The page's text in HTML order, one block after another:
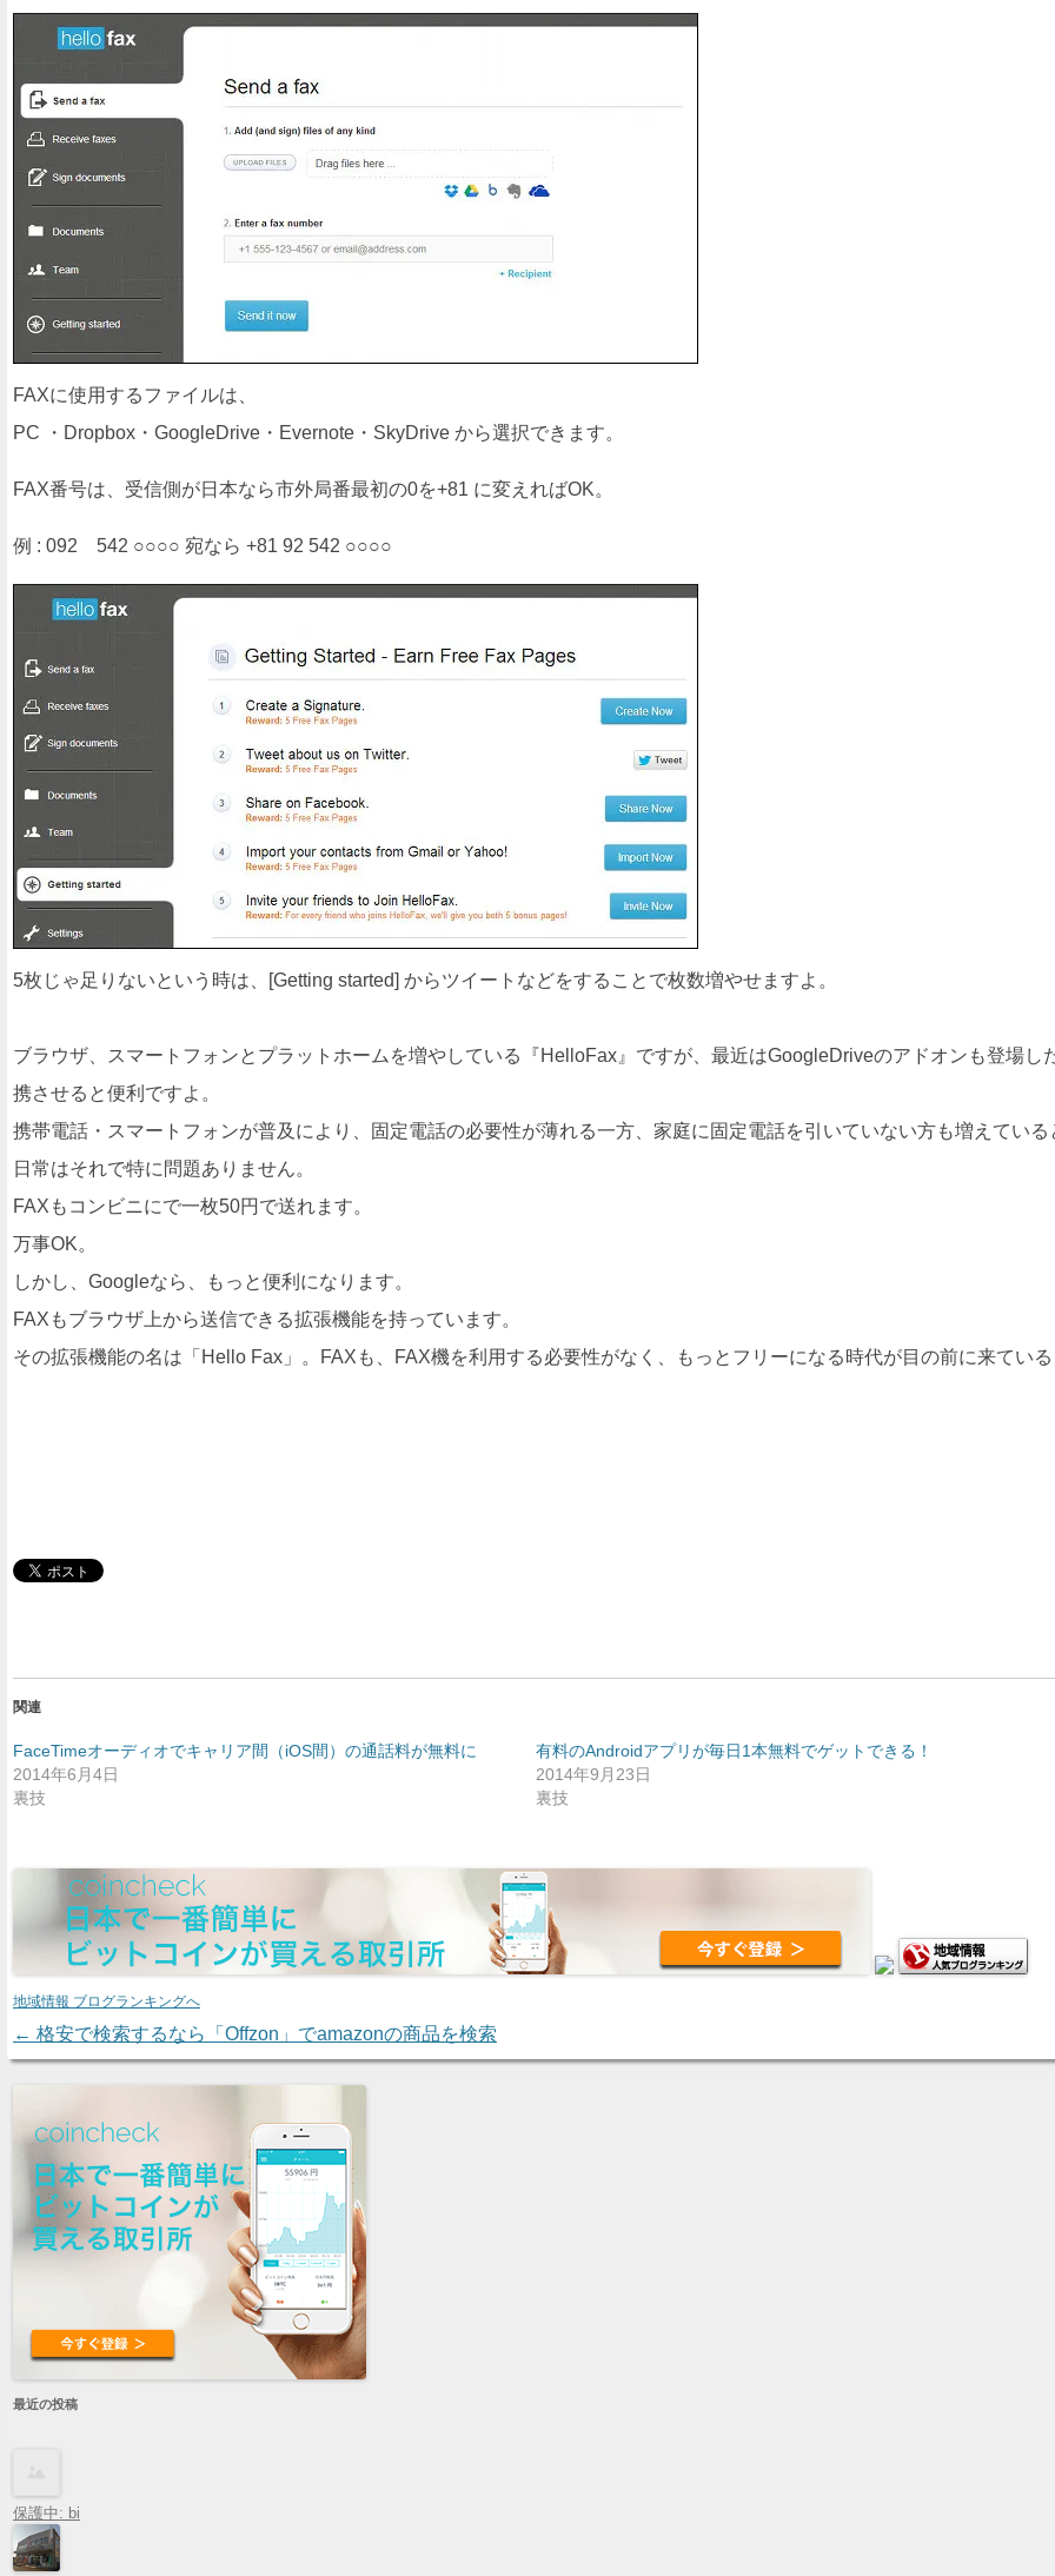
FAXに使用するファイルは、
PC ・Dropbox・GoogleDrive・Evernote・SkyDrive から選択できます。
FAX番号は、受信側が日本なら市外局番最初の0を+81 に変えればOK。
例 : 092 542 ○○○○ 宛なら +81 92 542 ○○○○
5枚じゃ足りないという時は、[Getting started] からツイートなどをすることで枚数増やせますよ。
ブラウザ、スマートフォンとプラットホームを増やしている『HelloFax』ですが、最近はGoogleDriveのアドオンも登場
携させると便利ですよ。
携帯電話・スマートフォンが普及により、固定電話の必要性が薄れる一方、家庭に固定電話を引いていない方も増えている
日常はそれで特に問題ありません。
FAXもコンビニにで一枚50円で送れます。
万事OK。
しかし、Googleなら、もっと便利になります。
FAXもブラウザ上から送信できる拡張機能を持っています。
その拡張機能の名は「Hello Fax」。FAXも、FAX機を利用する必要性がなく、もっとフリーになる時代が目の前に来ている
関連
FaceTimeオーディオでキャリア間（iOS間）の通話料が無料に
2014年6月4日
裏技
有料のAndroidアプリが毎日1本無料でゲットできる！
2014年9月23日
裏技
地域情報 ブログランキングへ
Post navigation
← 格安で検索するなら「Offzon」でamazonの商品を検索
最近の投稿
保護中: bi